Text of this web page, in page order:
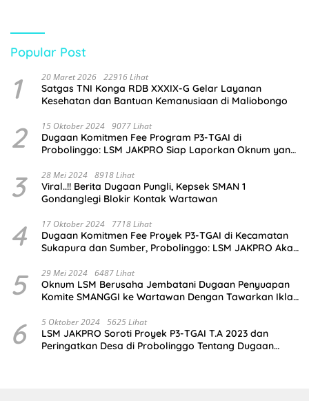
Popular Post
1 20 Maret 2026 22916 Lihat
Satgas TNI Konga RDB XXXIX-G Gelar Layanan
Kesehatan dan Bantuan Kemanusiaan di Maliobongo
2 15 Oktober 2024 9077 Lihat
Dugaan Komitmen Fee Program P3-TGAI di
Probolinggo: LSM JAKPRO Siap Laporkan Oknum yang
3 28 Mei 2024 8918 Lihat
Viral..!! Berita Dugaan Pungli, Kepsek SMAN 1
Gondanglegi Blokir Kontak Wartawan
4 17 Oktober 2024 7718 Lihat
Dugaan Komitmen Fee Proyek P3-TGAI di Kecamatan
Sukapura dan Sumber, Probolinggo: LSM JAKPRO Akan
5 29 Mei 2024 6487 Lihat
Oknum LSM Berusaha Jembatani Dugaan Penyuapan
Komite SMANGGI ke Wartawan Dengan Tawarkan Iklan
6 5 Oktober 2024 5625 Lihat
LSM JAKPRO Soroti Proyek P3-TGAI T.A 2023 dan
Peringatkan Desa di Probolinggo Tentang Dugaan